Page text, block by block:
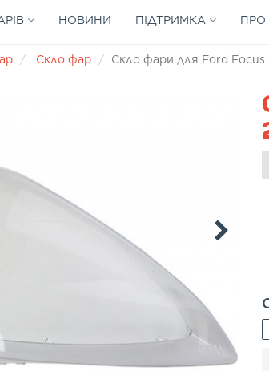
НОВИНИ ПІДТРИМКА ПРО
Скло фар Скло фари для Ford Focus